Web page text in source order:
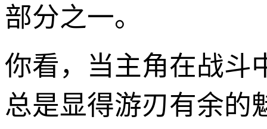
部分之一。
你看，当主角在战斗
总是显得游刃有余的